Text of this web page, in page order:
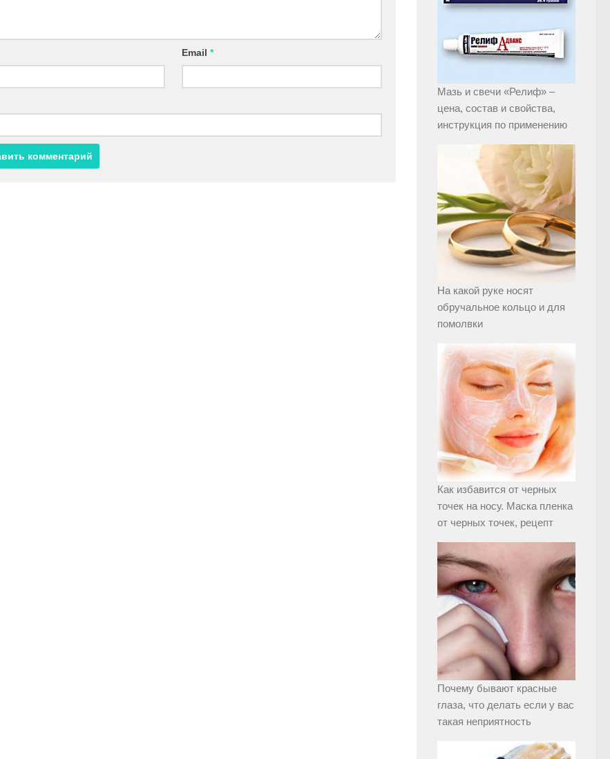
Email*
Мазь и свечи «Релиф» –
цена, состав и свойства,
инструкция по применению
На какой руке носят
обручальное кольцо и для
помолвки
Как избавится от черных
точек на носу. Маска пленка
от черных точек, рецепт
Почему бывают красные
глаза, что делать если у вас
такая неприятность